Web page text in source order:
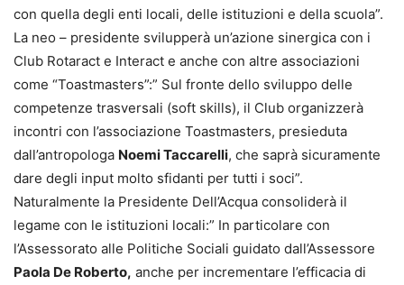
con quella degli enti locali, delle istituzioni e della scuola”.
La neo – presidente svilupperà un’azione sinergica con i
Club Rotaract e Interact e anche con altre associazioni
come “Toastmasters”:” Sul fronte dello sviluppo delle
competenze trasversali (soft skills), il Club organizzerà
incontri con l’associazione Toastmasters, presieduta
dall’antropologa Noemi Taccarelli, che saprà sicuramente
dare degli input molto sfidanti per tutti i soci”.
Naturalmente la Presidente Dell’Acqua consoliderà il
legame con le istituzioni locali:” In particolare con
l’Assessorato alle Politiche Sociali guidato dall’Assessore
Paola De Roberto, anche per incrementare l’efficacia di